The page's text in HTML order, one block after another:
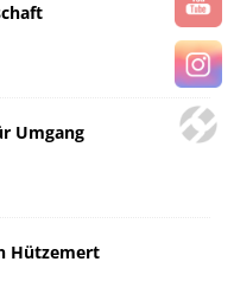
Umgang
Hützemert